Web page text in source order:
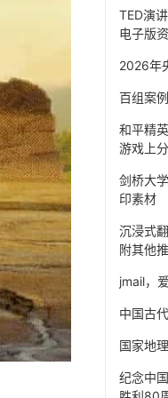
TED演
电子版
2026年
百组案
和平精
游戏上
剑桥大
印素材
沉浸式
附其他
jmail，
中国古
国家地
纪念中